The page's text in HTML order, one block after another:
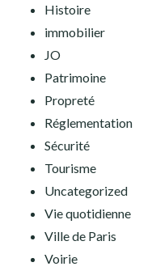
Histoire
immobilier
JO
Patrimoine
Propreté
Réglementation
Sécurité
Tourisme
Uncategorized
Vie quotidienne
Ville de Paris
Voirie